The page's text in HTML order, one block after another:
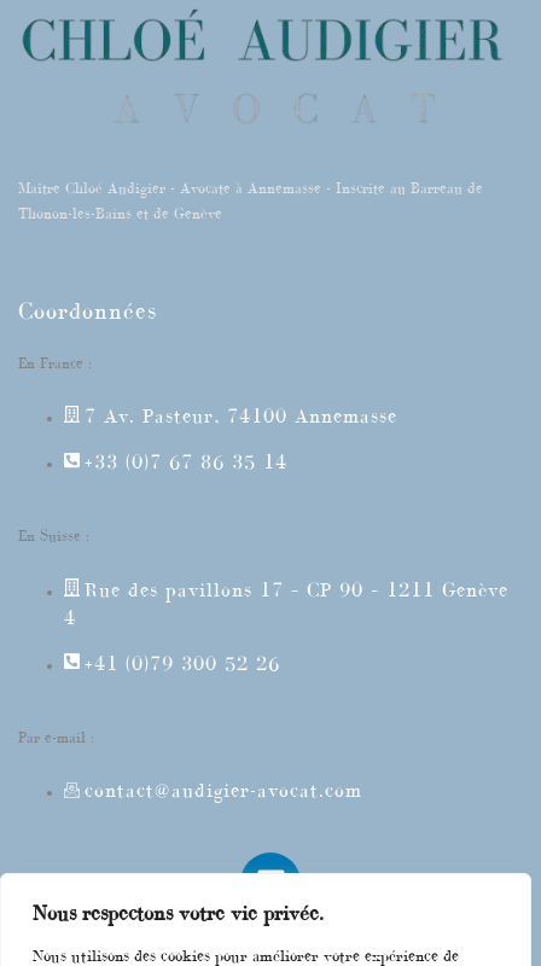
Nous respectons votre vie privée.
Nous utilisons des cookies pour améliorer votre expérience de
Maître Chloé Audigier - Avocate à Annemasse - Inscrite au Barreau de
Thonon-les-Bains et de Genève
Coordonnées
En France :
7 Av. Pasteur, 74100 Annemasse
+33 (0)7 67 86 35 14
En Suisse :
Rue des pavillons 17 – CP 90 – 1211 Genève
4
+41 (0)79 300 52 26
Par e-mail :
contact@audigier-avocat.com
L
n
k